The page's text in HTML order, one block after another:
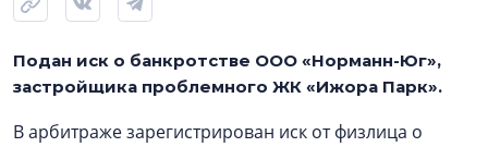
Подан иск о банкротстве ООО «Норманн-Юг»,
застройщика проблемного ЖК «Ижора Парк».
В арбитраже зарегистрирован иск от физлица о